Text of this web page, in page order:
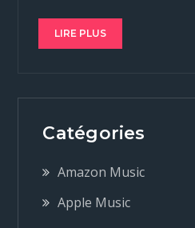
LIRE PLUS
Catégories
Amazon Music
Apple Music